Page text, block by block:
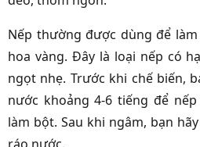
Nếp thường được dùng để
hoa vàng. Đây là loại nếp có
ngọt nhẹ. Trước khi chế biến,
nước khoảng 4-6 tiếng để
làm bột. Sau khi ngâm, bạn